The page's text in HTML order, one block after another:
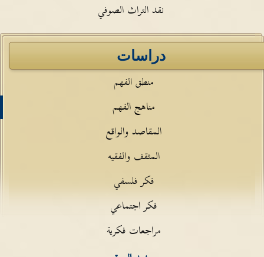
نقد التراث الصوفي
دراسات
منطق الفهم
مناهج الفهم
المقاصد والواقع
المثقف والفقيه
فكر فلسفي
فكر اجتماعي
مراجعات فكرية